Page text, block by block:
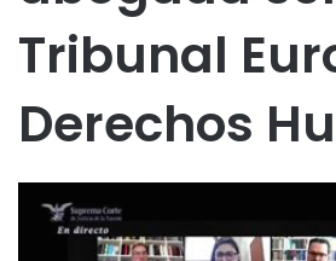
Tribunal
Derechos